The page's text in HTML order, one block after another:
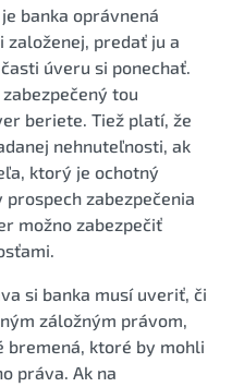
banka oprávnená
založenej, predať ju a
úveru si ponechať.
tou
beriete. Tiež platí, že
nehnuteľnosti, ak
ktorý je ochotný
zabezpečenia
možno zabezpečiť
si banka musí uveriť, či
záložným právom,
bremená, ktoré by mohli
práva. Ak na